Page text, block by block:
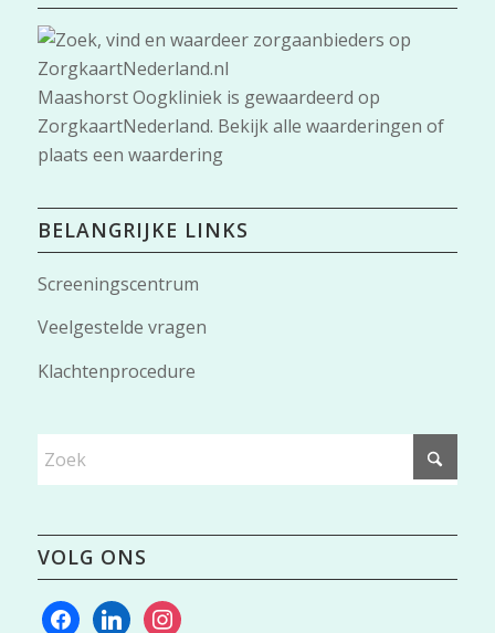
Maashorst Oogkliniekis gewaardeerd op
ZorgkaartNederland. Bekijk alle waarderingen of
plaats een waardering
BELANGRIJKE LINKS
Screeningscentrum
Veelgestelde vragen
Klachtenprocedure
VOLG ONS
facebooklinkedininstagram